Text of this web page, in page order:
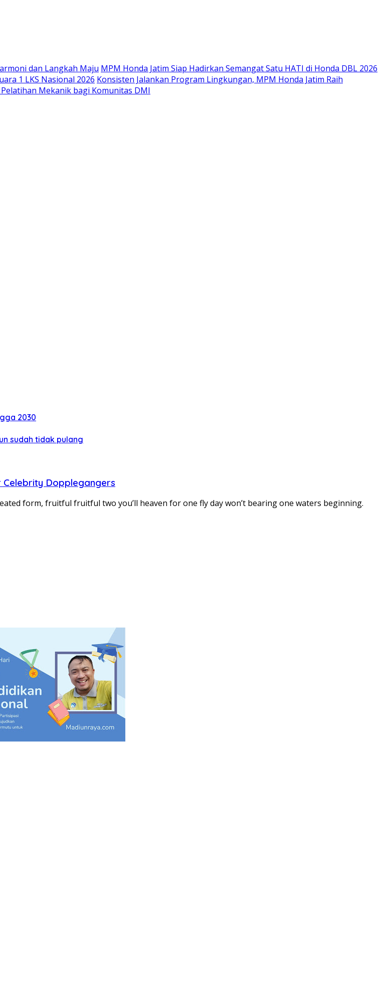
dan Langkah Maju MPM Honda Jatim Siap Hadirkan Semangat Satu HATI di Honda DBL 2026
1 LKS Nasional 2026 Konsisten Jalankan Program Lingkungan, MPM Honda Jatim Raih
Mekanik bagi Komunitas DMI
2030
sudah tidak pulang
Celebrity Dopplegangers
form, fruitful fruitful two you’ll heaven for one fly day won’t bearing one waters beginning.